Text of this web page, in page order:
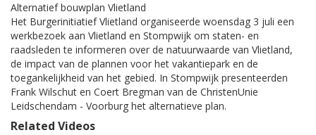
Alternatief bouwplan Vlietland
Het Burgerinitiatief Vlietland organiseerde woensdag 3 juli een
werkbezoek aan Vlietland en Stompwijk om staten- en
raadsleden te informeren over de natuurwaarde van Vlietland,
de impact van de plannen voor het vakantiepark en de
toegankelijkheid van het gebied. In Stompwijk presenteerden
Frank Wilschut en Coert Bregman van de ChristenUnie
Leidschendam - Voorburg het alternatieve plan.
Related Videos